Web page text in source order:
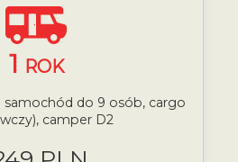
1 ROK
samochód do 9 osób, cargo
camper D2